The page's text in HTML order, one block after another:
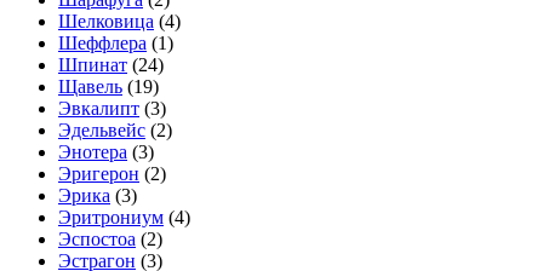
Шелковица (4)
Шеффлера (1)
Шпинат (24)
Щавель (19)
Эвкалипт (3)
Эдельвейс (2)
Энотера (3)
Эригерон (2)
Эрика (3)
Эритрониум (4)
Эспостоа (2)
Эстрагон (3)